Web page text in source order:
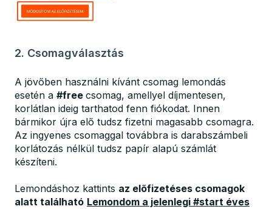
2. Csomagválasztás
A jövőben használni kívánt csomag lemondás
esetén a #free csomag, amellyel díjmentesen,
korlátlan ideig tarthatod fenn fiókodat. Innen
bármikor újra elő tudsz fizetni magasabb csomagra.
Az ingyenes csomaggal továbbra is darabszámbeli
korlátozás nélkül tudsz papír alapú számlát
készíteni.
Lemondáshoz kattints az előfizetéses csomagok
alatt található Lemondom a jelenlegi #start éves